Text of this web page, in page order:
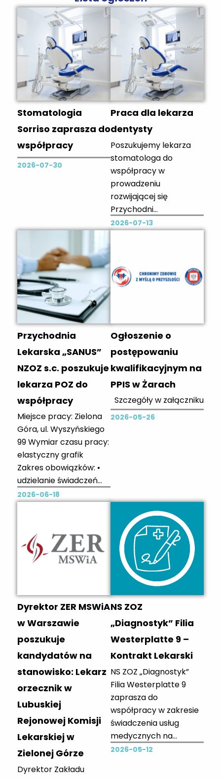
Stomatologia
Sorriso zaprasza do
współpracy
2026-07-30
Praca dla lekarza
dentysty
Poszukujemy lekarza
stomatologa do
współpracy w
prowadzeniu
rozwijającej się
Przychodni
Stomatologicznej
oferujemy?
nowoczesny, w pełni
współpracy
Zainteresowanych
zapraszamy do
kontaktu
telefonicznego lub
mailowego Dane do
kontaktu: Tel: 509 624
909,
2026-07-13
Przychodnia
Lekarska „SANUS”
NZOZ s.c. poszukuje
lekarza POZ do
współpracy
Miejsce pracy: Zielona
Góra, ul. Wyszyńskiego
99 Wymiar czasu pracy:
elastyczny grafik
Zakres obowiązków: •
udzielanie świadczeń
zdrowotnych w
dzieciom i dorosłych lub
tylko dzieciom.
Wymagania: • PWZ,
lekarzy, którzy
wprowadzą
zainteresowanego
lekarza do samodzielnej
pracy. W naszej
placówce jest
możliwość kształcenia...
2026-06-18
Ogłoszenie o
postępowaniu
kwalifikacyjnym na
PPIS w Żarach
Szczegóły w załączniku
2026-05-26
Dyrektor ZER MSWiA
w Warszawie
poszukuje
kandydatów na
stanowisko: Lekarz
orzecznik w
Lubuskiej
Rejonowej Komisji
Lekarskiej w
Zielonej Górze
Dyrektor Zakładu
NS ZOZ
„Diagnostyk” Filia
Westerplatte 9 –
Kontrakt Lekarski
NS ZOZ „Diagnostyk”
Filia Westerplatte 9
zaprasza do
współpracy w zakresie
świadczenia usług
medycznych na
zasadach kontraktu
2026-05-12